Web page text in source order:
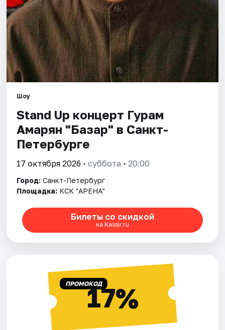
Шоу
Stand Up концерт Гурам
Амарян "Базар" в Санкт-
Петербурге
17 октября 2026 • суббота • 20:00
Город: Санкт-Петербург
Площадка: КСК "АРЕНА"
Билеты со скидкой
на Kassir.ru
ПРОМОКОД17%